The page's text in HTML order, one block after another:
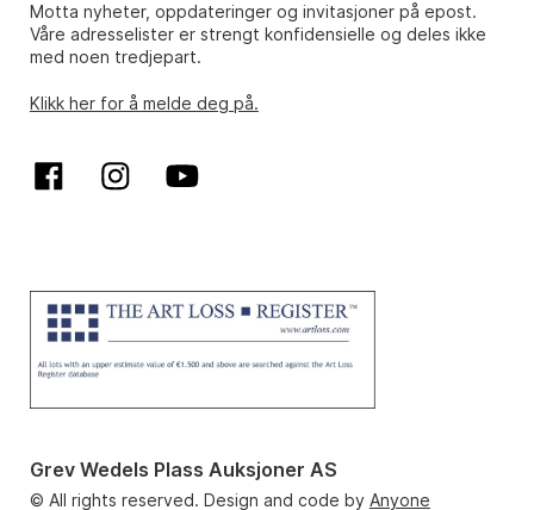
Motta nyheter, oppdateringer og invitasjoner på epost.
Våre adresselister er strengt konfidensielle og deles ikke
med noen tredjepart.
Klikk her for å melde deg på.
Grev Wedels Plass Auksjoner AS
© All rights reserved. Design and code by Anyone